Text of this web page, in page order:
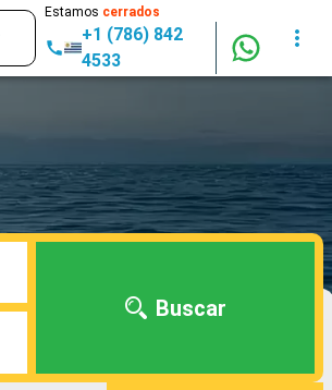
Estamos cerrados
+1 (786) 842
4533
Buscar